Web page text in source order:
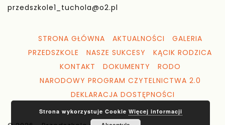
przedszkole1_tuchola@o2.pl
STRONA GŁÓWNA AKTUALNOŚCI
GALERIA
PRZEDSZKOLE
NASZE SUKCESY
KĄCIK RODZICA
KONTAKT
DOKUMENTY
RODO
NARODOWY PROGRAM CZYTELNICTWA 2.0
DEKLARACJA DOSTĘPNOŚCI
Strona wykorzystuje Cookie Więcej informacji